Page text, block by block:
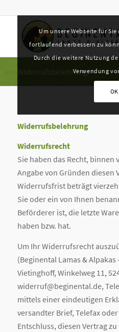
Widerrufsbelehrung
Widerrufsbelehrung
Widerrufsrecht
Sie haben das Recht, binnen
Angabe von Gründen diesen
Widerrufsfrist beträgt
Sie oder ein von Ihnen
Beförderer ist, die letzte
haben bzw. hat.
Um Ihr Widerrufsrecht
(Beginental Lamas &
Vietinghoff, Winkelweg 11,
widerruf@beginental.de,
mittels einer eindeutigen
versandter Brief, Telefax
Entschluss, diesen Vertrag
Um unsere Webseite für
fortlaufend verbessern zu
Durch die weitere Nutzung
Verwendung
OK